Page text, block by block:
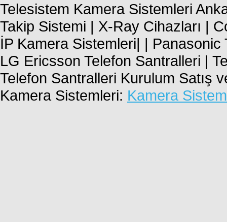
Telesistem Kamera Sistemleri
Takip Sistemi | X-Ray Cihazları |
İP Kamera Sistemleri| |
LG Ericsson Telefon Santralleri |
Telefon Santralleri Kurulum Satış
Kamera Sistemleri: Kamera